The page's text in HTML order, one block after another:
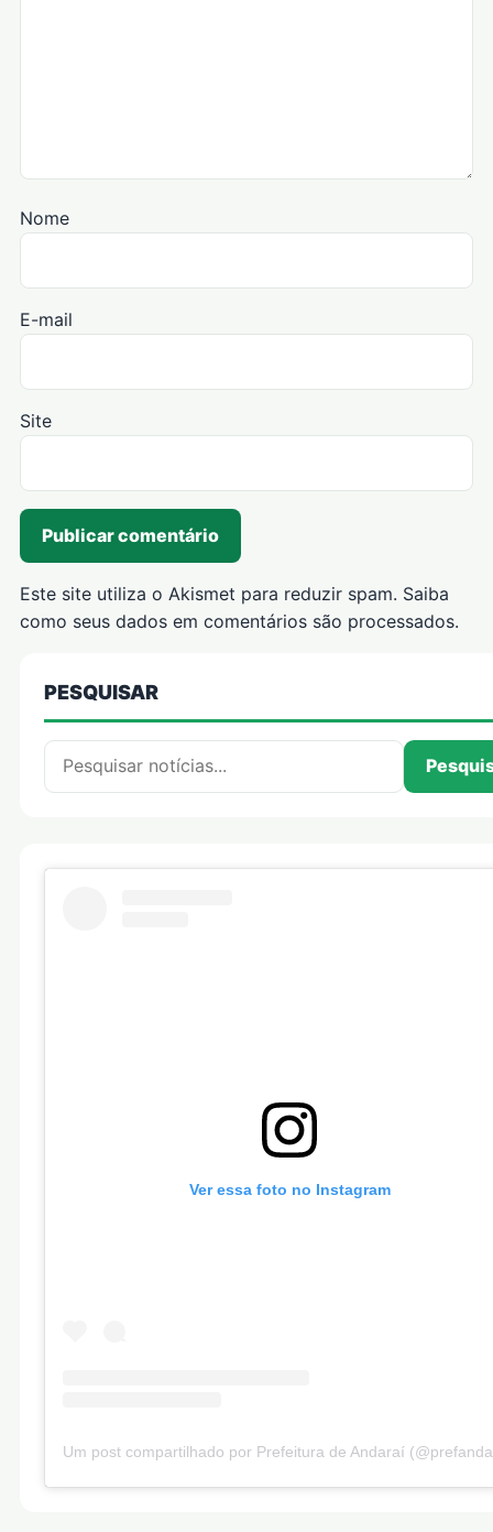
Nome
E-mail
Site
Este site utiliza o Akismet para reduzir spam. Saiba
como seus dados em comentários são processados.
PESQUISAR
Pesquisar por:
Ver essa foto no Instagram
Um post compartilhado por Prefeitura de Andaraí